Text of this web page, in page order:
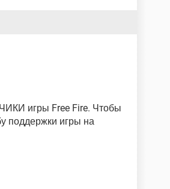
игры Free Fire. Чтобы
поддержки игры на